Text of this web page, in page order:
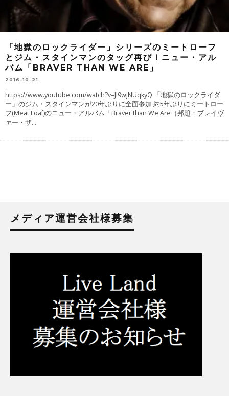
「地獄のロックライダー」シリーズのミートローフ
とジム・スタインマンのタッグ再び！ニュー・アル
バム「BRAVER THAN WE ARE」
2016-10-21
https://www.youtube.com/watch?v=Jl9wjNUqkyQ 「地獄のロックライダ
ー」のジム・スタインマンが20年ぶりに全面参加 約5年ぶりにミートロー
フ(Meat Loaf)のニュー・アルバム「Braver than We Are（邦題：ブレイヴ
ァー・ザ...
メディア運営会社様募集